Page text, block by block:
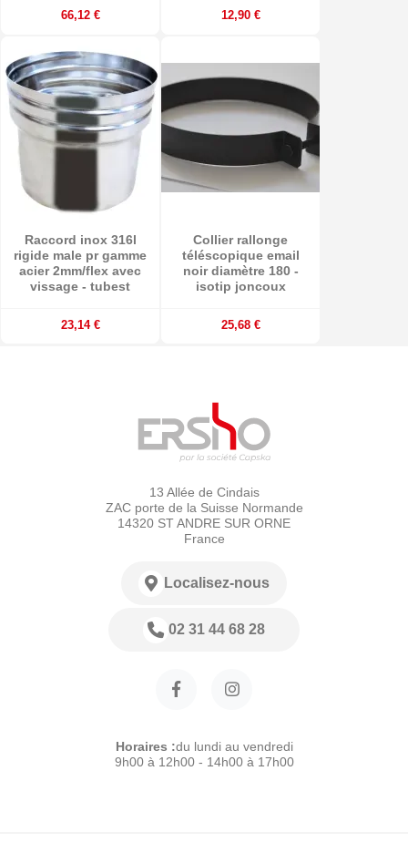
66,12 € 12,90 €
Raccord inox 316l
rigide male pr gamme
acier 2mm/flex avec
vissage - tubest
23,14 €
Collier rallonge
téléscopique email
noir diamètre 180 -
isotip joncoux
25,68 €
13 Allée de Cindais
ZAC porte de la Suisse Normande
14320 ST ANDRE SUR ORNE
France
Localisez-nous
02 31 44 68 28
Horaires :du lundi au vendredi
9h00 à 12h00 - 14h00 à 17h00